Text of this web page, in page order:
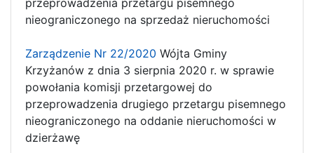
nieograniczonego na sprzedaż nieruchomości
Zarządzenie Nr 22/2020 Wójta Gminy
Krzyżanów z dnia 3 sierpnia 2020 r. w sprawie
powołania komisji przetargowej do
przeprowadzenia drugiego przetargu pisemnego
nieograniczonego na oddanie nieruchomości w
dzierżawę